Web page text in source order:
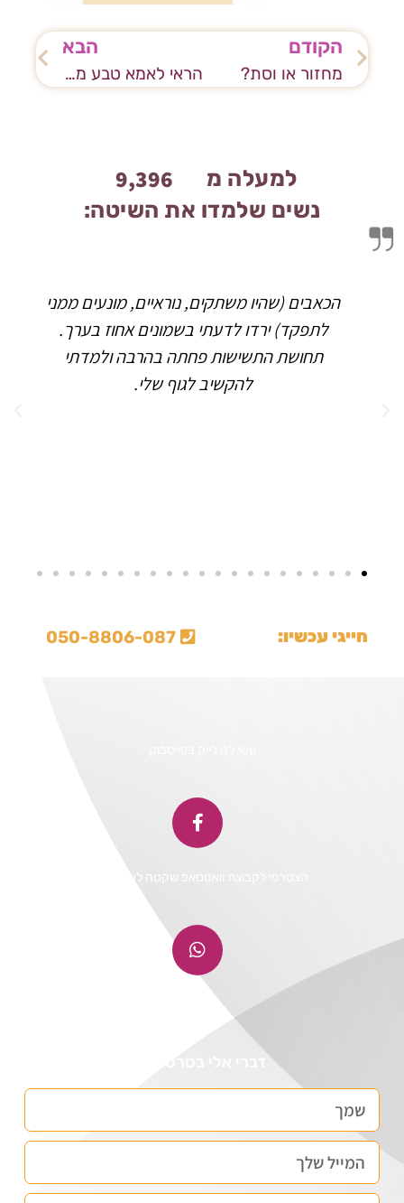
הקודם
מחזור או וסת?
הבא
הראי לאמא טבע מה זה
למעלה מ 9,496
נשים שלמדו את השיטה:
הכאבים (שהיו משתקים, נוראיים, מונעים ממני
לתפקד) ירדו לדעתי בשמונים אחוז בערך.
תחושת התשישות פחתה בהרבה ולמדתי
להקשיב לגוף שלי.
חייגי עכשיו: 
050-8806-087
הצטרפי לקבוצת וואטסאפ שקטה לעדכונים